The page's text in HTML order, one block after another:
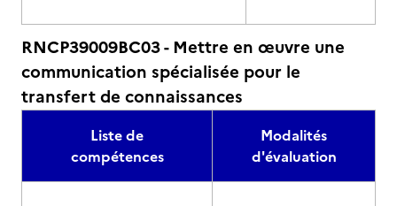
RNCP39009BC03 - Mettre en œuvre une
communication spécialisée pour le
transfert de connaissances
Liste de
compétences
Modalités
d'évaluation